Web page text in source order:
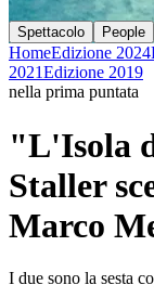
Spettacolo People
HomeEdizione 2024
2021Edizione 2019
nella prima puntata
"L'Isola
Staller
Marco
I due sono la sesta